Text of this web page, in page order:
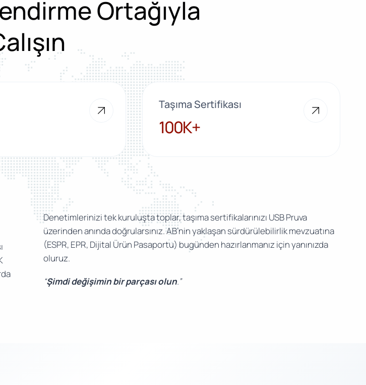
Ortağıyla
Taşıma Sertifikası
100K+
100K+
Denetimlerinizi tek kuruluşta toplar, taşıma sertifikalarınızı USB Pruva
üzerinden anında doğrularsınız. AB’nin yaklaşan sürdürülebilirlik mevzuatına
(ESPR, EPR, Dijital Ürün Pasaportu) bugünden hazırlanmanız için yanınızda
oluruz.
“Şimdi değişimin bir parçası olun.”